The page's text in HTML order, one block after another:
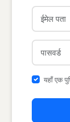
यहाँ एक